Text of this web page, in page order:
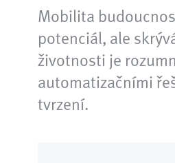
Mobilita
potenciál, ale
životnosti je
automatizačními
tvrzení.